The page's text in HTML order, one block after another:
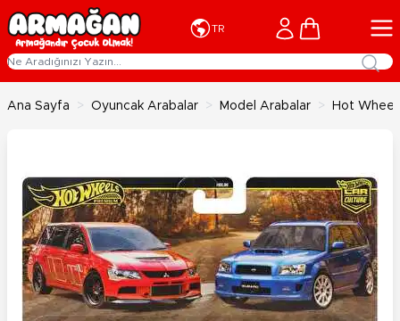
İçeriğe geç
TR Cart
Ana Sayfa > Oyuncak Arabalar > Model Arabalar > Hot